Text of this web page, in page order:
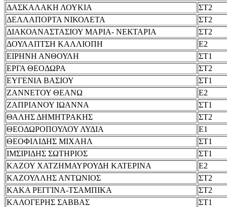
ΔΑΣΚΑΛΑΚΗ ΛΟΥΚΙΑ
ΣΤ2
ΔΕΛΛΑΠΟΡΤΑ ΝΙΚΟΛΕΤΑ
ΣΤ2
ΔΙΑΚΟΑΝΑΣΤΑΣΙΟΥ ΜΑΡΙΑ- ΝΕΚΤΑΡΙΑ
ΣΤ2
ΔΟΥΛΑΠΤΣΗ ΚΑΛΛΙΟΠΗ
Ε2
ΕΙΡΗΝΗ ΑΝΘΟΥΛΗ
ΣΤ1
ΕΡΓΑ ΘΕΟΔΩΡΑ
ΣΤ2
ΕΥΓΕΝΙΑ ΒΑΣΙΟΥ
ΣΤ1
ΖΑΝΝΕΤΟΥ ΘΕΑΝΩ
Ε2
ΖΑΠΡΙΑΝΟΥ ΙΩΑΝΝΑ
ΣΤ1
ΘΑΛΗΣ ΔΗΜΗΤΡΑΚΗΣ
ΣΤ2
ΘΕΟΔΩΡΟΠΟΥΛΟΥ ΛΥΔΙΑ
Ε1
ΘΕΟΦΙΛΙΔΗΣ ΜΙΧΑΗΛ
ΣΤ1
ΙΜΣΙΡΙΔΗΣ ΣΩΤΗΡΙΟΣ
ΣΤ1
ΚΑΖΟΥ ΧΑΤΖΗΜΑΥΡΟΥΔΗ ΚΑΤΕΡΙΝΑ
Ε2
ΚΑΖΟΥΛΛΗΣ ΑΝΤΩΝΙΟΣ
ΣΤ2
ΚΑΚΑ ΡΕΓΓΙΝΑ-ΤΣΑΜΠΙΚΑ
ΣΤ2
ΚΑΛΟΓΕΡΗΣ ΣΑΒΒΑΣ
ΣΤ1